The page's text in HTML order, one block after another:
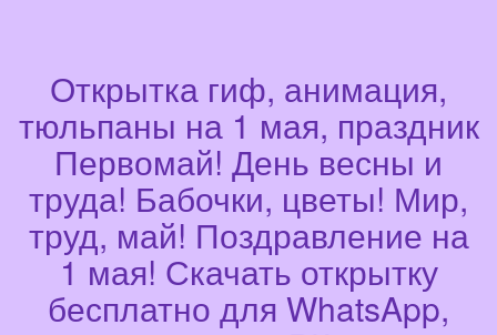
Открытка гиф, анимация,
тюльпаны на 1 мая, праздник
Первомай! День весны и
труда! Бабочки, цветы! Мир,
труд, май! Поздравление на
1 мая! Скачать открытку
бесплатно для WhatsApp,